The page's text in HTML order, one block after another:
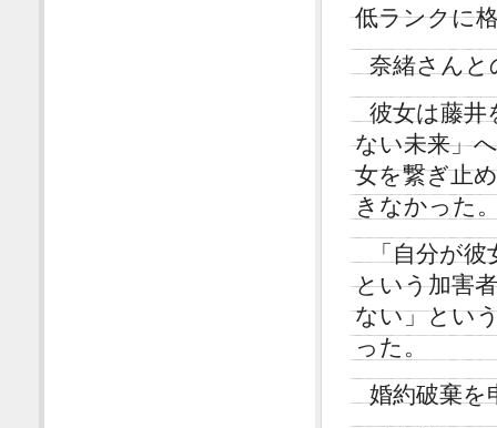
低ランクに
奈緒さんと
彼女は藤井
ない未来」
女を繋ぎ止
きなかった
「自分が
という加害
ない」とい
った。
婚約破棄を